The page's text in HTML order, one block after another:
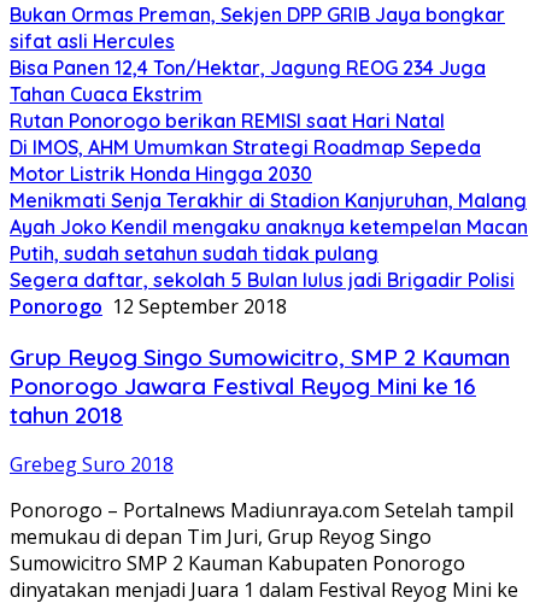
Bukan Ormas Preman, Sekjen DPP GRIB Jaya bongkar
sifat asli Hercules
Bisa Panen 12,4 Ton/Hektar, Jagung REOG 234 Juga
Tahan Cuaca Ekstrim
Rutan Ponorogo berikan REMISI saat Hari Natal
Di IMOS, AHM Umumkan Strategi Roadmap Sepeda
Motor Listrik Honda Hingga 2030
Menikmati Senja Terakhir di Stadion Kanjuruhan, Malang
Ayah Joko Kendil mengaku anaknya ketempelan Macan
Putih, sudah setahun sudah tidak pulang
Segera daftar, sekolah 5 Bulan lulus jadi Brigadir Polisi
Ponorogo 12 September 2018
Grup Reyog Singo Sumowicitro, SMP 2 Kauman
Ponorogo Jawara Festival Reyog Mini ke 16
tahun 2018
Grebeg Suro 2018
Ponorogo – Portalnews Madiunraya.com Setelah tampil
memukau di depan Tim Juri, Grup Reyog Singo
Sumowicitro SMP 2 Kauman Kabupaten Ponorogo
dinyatakan menjadi Juara 1 dalam Festival Reyog Mini ke